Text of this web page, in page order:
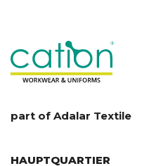
part of Adalar Textile
HAUPTQUARTIER